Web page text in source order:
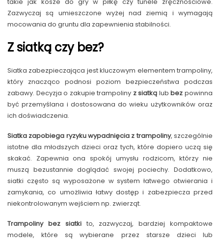
Zazwyczaj są umieszczone wyżej nad ziemią i wymagają
mocowania do gruntu dla zapewnienia stabilności.
Z siatką czy bez?
Siatka zabezpieczająca jest kluczowym elementem trampoliny,
który znacząco podnosi poziom bezpieczeństwa podczas
zabawy. Decyzja o zakupie trampoliny z siatką lubbez powinna
być przemyślana i dostosowana do wieku użytkowników oraz
ich doświadczenia.
Siatka zapobiega ryzyku wypadnięcia z trampoliny, szczególnie
istotne dla młodszych dzieci oraz tych, które dopiero uczą się
skakać. Zapewnia ona spokój umysłu rodzicom, którzy nie
muszą bezustannie doglądać swojej pociechy. Dodatkowo,
siatki często są wyposażone w system łatwego otwierania i
zamykania, co umożliwia łatwy dostęp i zabezpiecza przed
niekontrolowanym wejściem np. zwierząt.
Trampoliny bez siatkito, zazwyczaj, bardziej kompaktowe
modele, które są wybierane przez starsze dzieci lub